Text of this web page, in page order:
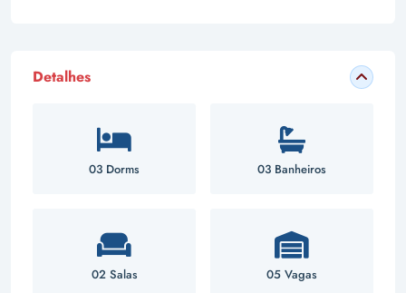
Detalhes
03 Dorms 03 Banheiros
02 Salas 05 Vagas